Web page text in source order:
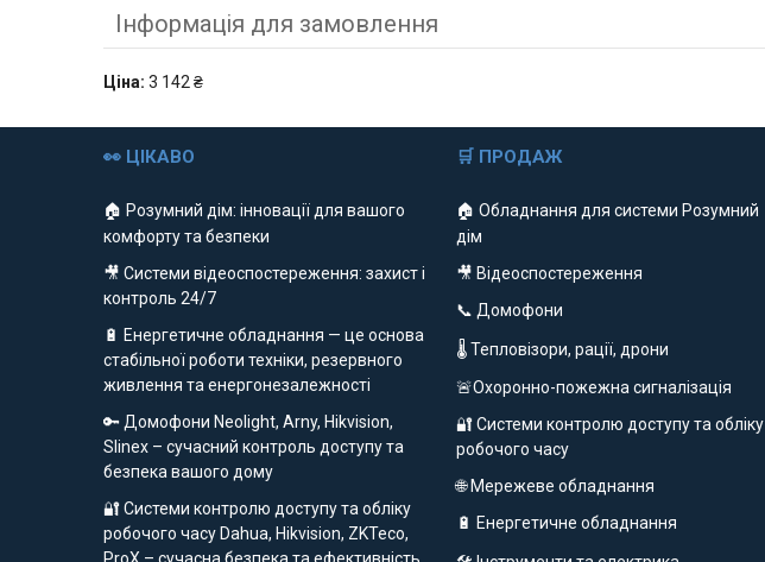
Інформація для замовлення
Ціна: 3 142 ₴
👀 ЦІКАВО
🏠 Розумний дім: інновації для вашого
комфорту та безпеки
🎥 Системи відеоспостереження: захист і
контроль 24/7
🔋 Енергетичне обладнання — це основа
стабільної роботи техніки, резервного
живлення та енергонезалежності
🔑 Домофони Neolight, Arny, Hikvision,
Slinex – сучасний контроль доступу та
безпека вашого дому
🔐 Системи контролю доступу та обліку
робочого часу Dahua, Hikvision, ZKTeco,
🛒 ПРОДАЖ
🏠 Обладнання для системи Розумний
дім
🎥 Відеоспостереження
📞 Домофони
🌡 Тепловізори, рації, дрони
🚨Охоронно-пожежна сигналізація
🔐 Системи контролю доступу та обліку
робочого часу
🌐 Мережеве обладнання
🔋 Енергетичне обладнання